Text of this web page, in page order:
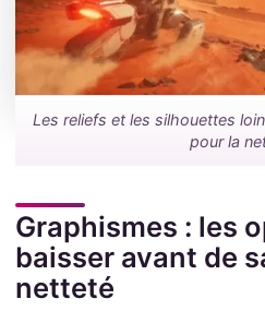
Les reliefs et les silhouettes
pour la
Graphismes : les
baisser avant de
netteté